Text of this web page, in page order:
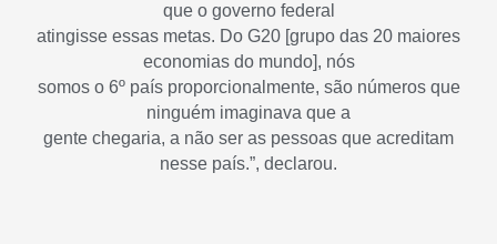
que o governo federal
atingisse essas metas. Do G20 [grupo das 20 maiores
economias do mundo], nós
somos o 6º país proporcionalmente, são números que
ninguém imaginava que a
gente chegaria, a não ser as pessoas que acreditam
nesse país.”, declarou.